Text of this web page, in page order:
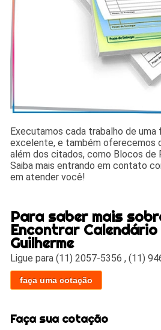
Executamos cada trabalho de uma
excelente, e também oferecemos
além dos citados, como Blocos de
Saiba mais entrando em contato
em atender você!
Para saber mais
Encontrar Calendário
Guilherme
Ligue para(11) 2057-5356 ,(11)
faça uma cotação
Faça sua cotação